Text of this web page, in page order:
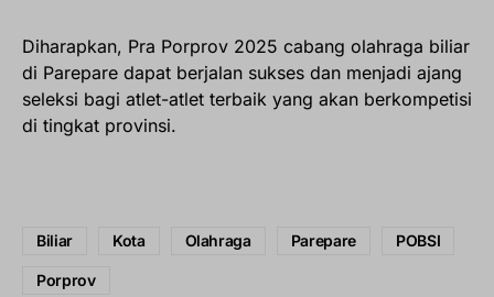
Diharapkan, Pra Porprov 2025 cabang olahraga biliar
di Parepare dapat berjalan sukses dan menjadi ajang
seleksi bagi atlet-atlet terbaik yang akan berkompetisi
di tingkat provinsi.
Biliar Kota Olahraga Parepare POBSI
Porprov